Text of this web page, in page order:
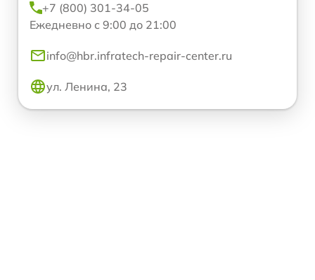
+7 (800) 301-34-05
Ежедневно с 9:00 до 21:00
info@hbr.infratech-repair-center.ru
ул. Ленина, 23